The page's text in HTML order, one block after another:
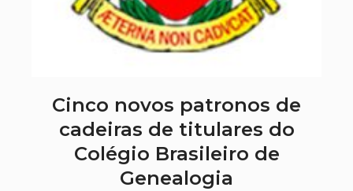
Cinco novos patronos de
cadeiras de titulares do
Colégio Brasileiro de
Genealogia